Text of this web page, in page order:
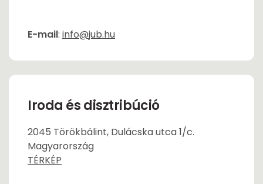
E-mail: info@jub.hu
Iroda és disztribúció
2045 Törökbálint, Dulácska utca 1/c.
Magyarország
TÉRKÉP